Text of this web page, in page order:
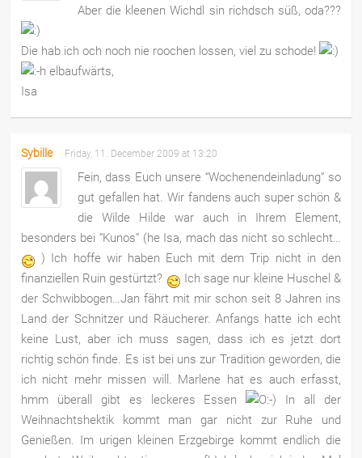
Aber die kleenen Wichdl sin richdsch süß, oda???
Die hab ich och noch nie roochen lossen, viel zu schode!
elbaufwärts,
Isa
Sybille Friday, 11. December 2009 at 13:20
Fein, dass Euch unsere “Wochenendeinladung” so
gut gefallen hat. Wir fandens auch super schön &
die Wilde Hilde war auch in Ihrem Element,
besonders bei “Kunos” (he Isa, mach das nicht so schlecht…
) Ich hoffe wir haben Euch mit dem Trip nicht in den
finanziellen Ruin gestürtzt?
Ich sage nur kleine Huschel &
der Schwibbogen…Jan fährt mit mir schon seit 8 Jahren ins
Land der Schnitzer und Räucherer. Anfangs hatte ich echt
keine Lust, aber ich muss sagen, dass ich es jetzt dort
richtig schön finde. Es ist bei uns zur Tradition geworden, die
ich nicht mehr missen will. Marlene hat es auch erfasst,
hmm überall gibt es leckeres Essen
In all der
Weihnachtshektik kommt man gar nicht zur Ruhe und
Genießen. Im urigen kleinen Erzgebirge kommt endlich die